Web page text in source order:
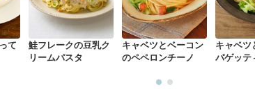
て
鮭フレークの豆乳ク
リームパスタ
キャベツとベーコン
のペペロンチーノ
キャベツ
パゲッテ